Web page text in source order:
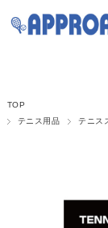
TOP
テニス用品
テニス